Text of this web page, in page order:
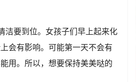
洁要到位。女孩子们早上起来化
会有影响。可能第一天不会有
用。所以，想要保持美美哒的